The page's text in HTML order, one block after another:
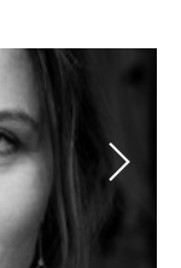
Next